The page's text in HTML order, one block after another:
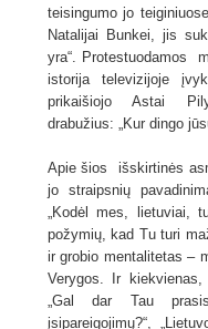
teisingumo jo
Natalijai Bunkei, jis
yra“. Protestuodamos
istorija televizijoje
prikaišiojo Astai
drabužius: „Kur dingo
Apie šios išskirtinės
jo straipsnių
„Kodėl mes, lietuviai,
požymių, kad Tu turi
ir grobio mentalitetas –
Verygos. Ir kiekvienas,
„Gal dar Tau
įsipareigojimų?“,